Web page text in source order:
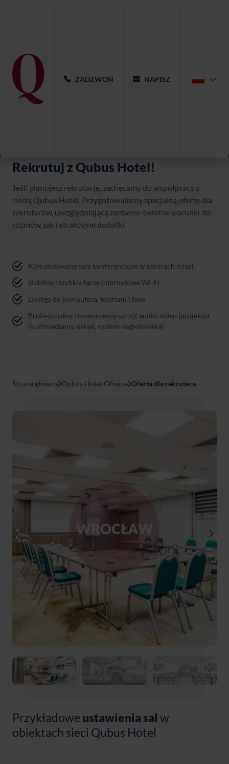
ZADZWOŃ NAPISZ
Rekrutuj z Qubus Hotel!
Jeśli planujesz rekrutację, zachęcamy do współpracy z
siecią Qubus Hotel. Przygotowaliśmy specjalną ofertę dla
rekruterów, uwzględniającą zarówno świetne warunki do
rozmów, jak i atrakcyjne dodatki.
Klimatyzowane sale konferencyjne w centrach miast
Stabilne i szybkie łącze internetowe Wi-Fi
Dostęp do komputera, telefonu i faxu
Profesjonalny i nowoczesny sprzęt audio-video (projektor
multimedialny, ekran, system nagłośnienia)
Strona główna Qubus Hotel Gliwice Oferta dla rekrutera
Przykładowe ustawienia sal w
obiektach sieci Qubus Hotel